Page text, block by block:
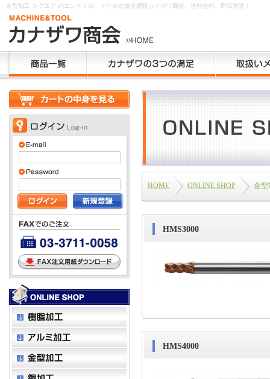
金型加工 スクエア のエンドミル、ドリルの激安通販カナザワ商会。送料無料、即日発送！
HOME ONLINE SHOP 金型
HMS3000
HMS4000